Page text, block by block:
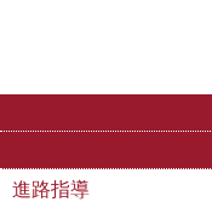
進路指導